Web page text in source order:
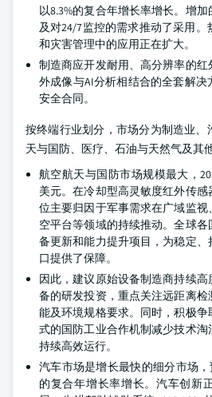
以8.3%的复合年增长率增长。增
及对24/7监控的需求推动了采用
和灾害管理中的应用正在扩大。
制造商应开发耐用、高分辨率的
外成像与AI分析相结合的全套解
安全合同。
按终端行业划分，市场分为制造业
天与国防、医疗、石油与天然气及其他
航空航天与国防市场规模最大，
美元。在冷却型高灵敏度红外传
位主要归因于军事需求在广域监
空平台等领域的持续推动。全球
备更新和能力提升项目，为稳定
口提供了保障。
因此，建议原始设备制造商持续
备的研发投资，重点关注远距离
能及环境规格要求。同时，积极
式的国防工业合作机制减少技术
持续高效运行。
汽车市场是增长最快的细分市场
的复合年增长率增长。汽车创新